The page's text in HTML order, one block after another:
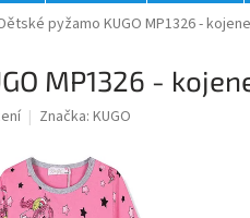
pyžamo KUGO MP1326 -
MP1326 -
Značka: KUGO